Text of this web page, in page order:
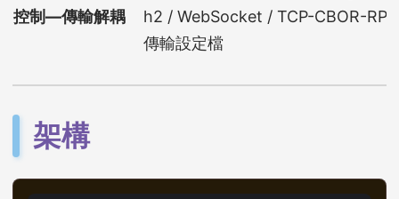
控制—傳輸解耦
h2 / WebSocket / TCP-CBOR-RPC
傳輸設定檔
架構